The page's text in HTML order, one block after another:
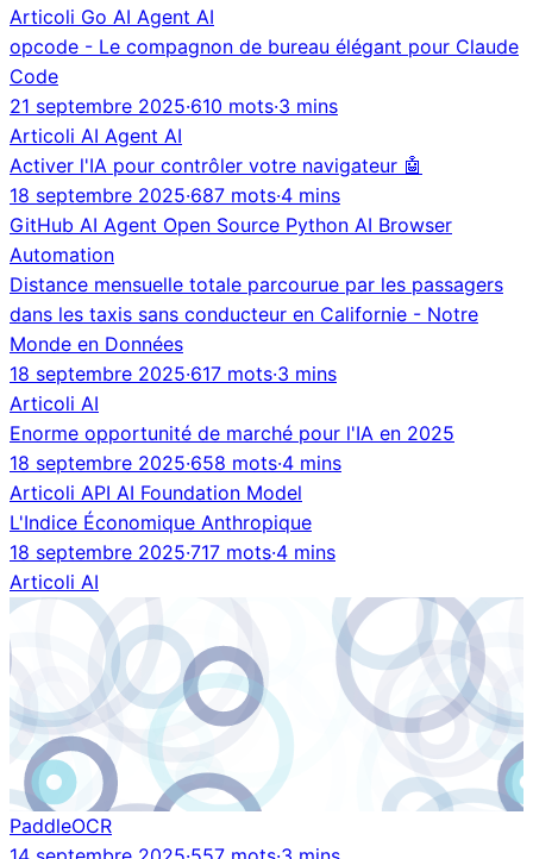
Articoli Go AI Agent AI
opcode - Le compagnon de bureau élégant pour Claude
Code
21 septembre 2025·610 mots·3 mins
Articoli AI Agent AI
Activer l'IA pour contrôler votre navigateur 🤖
18 septembre 2025·687 mots·4 mins
GitHub AI Agent Open Source Python AI Browser
Automation
Distance mensuelle totale parcourue par les passagers
dans les taxis sans conducteur en Californie - Notre
Monde en Données
18 septembre 2025·617 mots·3 mins
Articoli AI
Enorme opportunité de marché pour l'IA en 2025
18 septembre 2025·658 mots·4 mins
Articoli API AI Foundation Model
L'Indice Économique Anthropique
18 septembre 2025·717 mots·4 mins
Articoli AI
PaddleOCR